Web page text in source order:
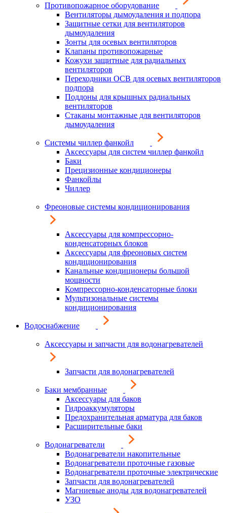
Противопожарное оборудование
Вентиляторы дымоудаления и подпора
Защитные сетки для вентиляторов
дымоудаления
Зонты для осевых вентиляторов
Клапаны противопожарные
Кожухи защитные для радиальных
вентиляторов
Переходники ОСВ для осевых вентиляторов
подпора
Поддоны для крышных радиальных
вентиляторов
Стаканы монтажные для вентиляторов
дымоудаления
Системы чиллер фанкойл
Аксессуары для систем чиллер фанкойл
Баки
Прецизионные кондиционеры
Фанкойлы
Чиллер
Фреоновые системы кондиционирования
Аксессуары для компрессорно-
конденсаторных блоков
Аксессуары для фреоновых систем
кондиционирования
Канальные кондиционеры большой
мощности
Компрессорно-конденсаторные блоки
Мультизональные системы
кондиционирования
Водоснабжение
Аксессуары и запчасти для водонагревателей
Запчасти для водонагревателей
Баки мембранные
Аксессуары для баков
Гидроаккумуляторы
Предохранительная арматура для баков
Расширительные баки
Водонагреватели
Водонагреватели накопительные
Водонагреватели проточные газовые
Водонагреватели проточные электрические
Запчасти для водонагревателей
Магниевые аноды для водонагревателей
УЗО